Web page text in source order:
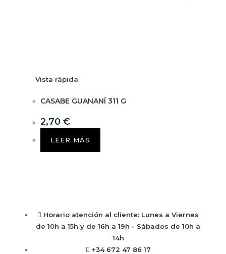
Vista rápida
CASABE GUANANÍ 311 G
2,70 €
LEER MÁS
Horario atención al cliente: Lunes a Viernes
de 10h a 15h y de 16h a 19h - Sábados de 10h a
14h
+34 672 47 86 17